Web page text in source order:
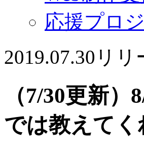
応援プロ
2019.07.30 リリ
（7/30更新
では教えて